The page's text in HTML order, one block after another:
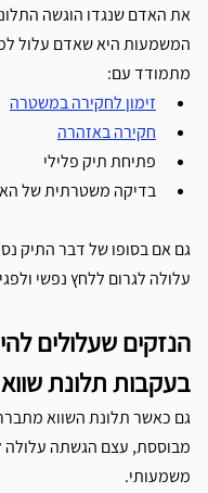
את האדם שנגדו הוגשה
המשמעות היא שאדם עלול
מתמודד עם:
זימון לחקירה במשטרה
חקירה באזהרה
פתיחת תיק פלילי
בדיקה משטרתית של
גם אם בסופו של דבר התיק
עלולה לגרום ללחץ נפשי
הנזקים שעלולים
בעקבות תלונת שווא
גם כאשר תלונת השווא
מבוססת, עצם הגשתה עלולה
משמעותי.